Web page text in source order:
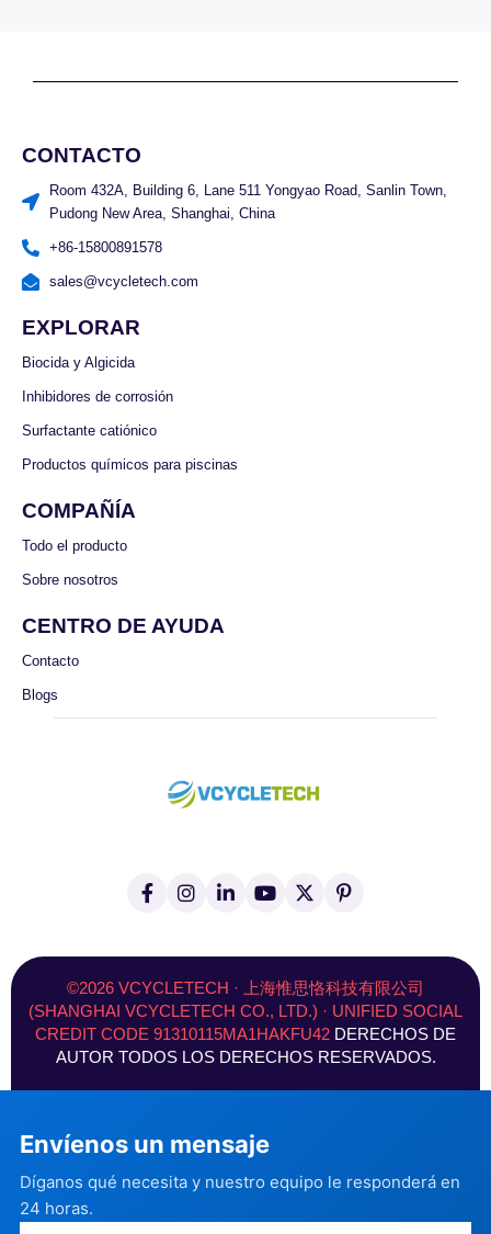
CONTACTO
Room 432A, Building 6, Lane 511 Yongyao Road, Sanlin Town,
Pudong New Area, Shanghai, China
+86-15800891578
sales@vcycletech.com
EXPLORAR
Biocida y Algicida
Inhibidores de corrosión
Surfactante catiónico
Productos químicos para piscinas
COMPAÑÍA
Todo el producto
Sobre nosotros
CENTRO DE AYUDA
Contacto
Blogs
f
a
b
o
o
k
-
f
I
n
a
g
r
a
m
i
e
d
I
n
Y
o
u
b
e
X
(
i
t
t
e
r
)
P
i
e
r
e
s
t
©2026 VCYCLETECH · 上海惟思恪科技有限公司
(SHANGHAI VCYCLETECH CO., LTD.) · UNIFIED SOCIAL
CREDIT CODE 91310115MA1HAKFU42 DERECHOS DE
AUTOR TODOS LOS DERECHOS RESERVADOS.
Envíenos un mensaje
Díganos qué necesita y nuestro equipo le responderá en
24 horas.